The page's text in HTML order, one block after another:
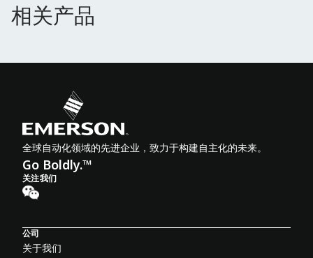
相关产品
相关产品
全球自动化领域的先进企业，致力于构建自主化的未来。
Go Boldly.™
关注我们
公司
关于我们